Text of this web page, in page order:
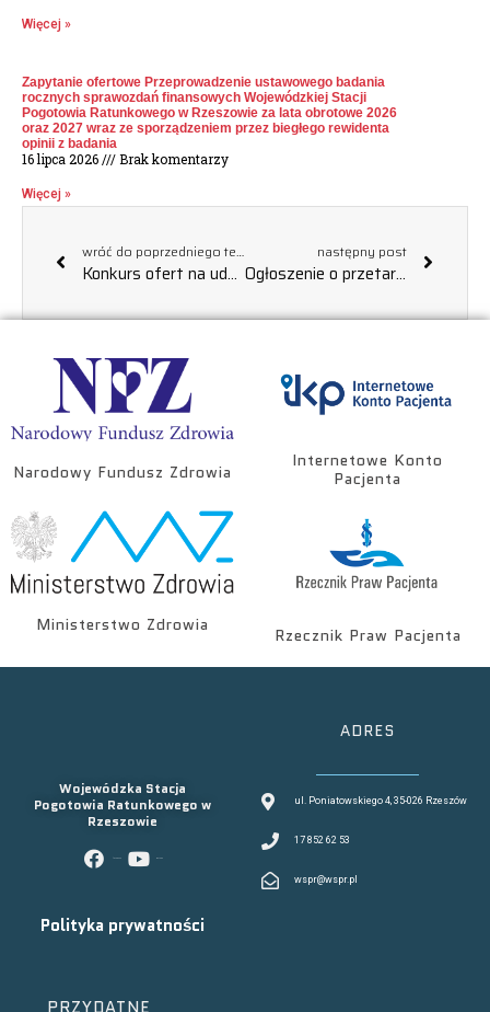
Więcej »
Zapytanie ofertowe Przeprowadzenie ustawowego badania
rocznych sprawozdań finansowych Wojewódzkiej Stacji
Pogotowia Ratunkowego w Rzeszowie za lata obrotowe 2026
oraz 2027 wraz ze sporządzeniem przez biegłego rewidenta
opinii z badania
16 lipca 2026 Brak komentarzy
Więcej »
wróć do poprzedniego tematu
Konkurs ofert na udzielanie świadczeń zdrowotnych przez Pielęgniarkę/Pielęgniarza w Klinicznym Oddziale Opieki Paliatywno-Hospicyjnej w ramach umowy cywilnoprawnej.
następny post
Ogłoszenie o przetargu na zakup używanego samochodu (III PRZETARG), UNIEWAŻNIENIE
Narodowy Fundusz Zdrowia
Internetowe Konto
Pacjenta
Ministerstwo Zdrowia
Rzecznik Praw Pacjenta
Wojewódzka Stacja
Pogotowia Ratunkowego w
Rzeszowie
Polityka prywatności
ADRES
ul. Poniatowskiego 4, 35-026 Rzeszów
17 852 62 53
wspr@wspr.pl